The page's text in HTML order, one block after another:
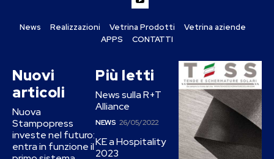
News Realizzazioni Vetrina Prodotti
Vetrina aziende
APPS
CONTATTI
Nuovi
articoli
Nuova
Stampopress
investe nel futuro:
entra in funzione il
Più letti
News sulla R+T
Alliance
NEWS 26/05/2022
KE a Hospitality
2023